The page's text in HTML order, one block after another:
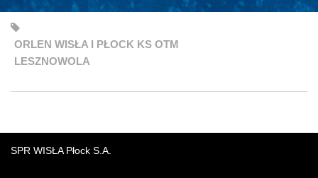
ORLEN WISŁA I PŁOCK KS OTM
LESZNOWOLA
SPR WISŁA Płock S.A.